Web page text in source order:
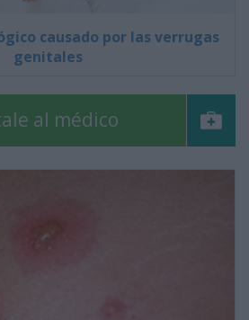
causado por las verrugas
genitales
al médico